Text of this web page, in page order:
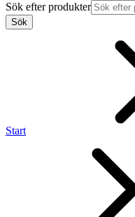
Sök efter produkter
Sök
Start